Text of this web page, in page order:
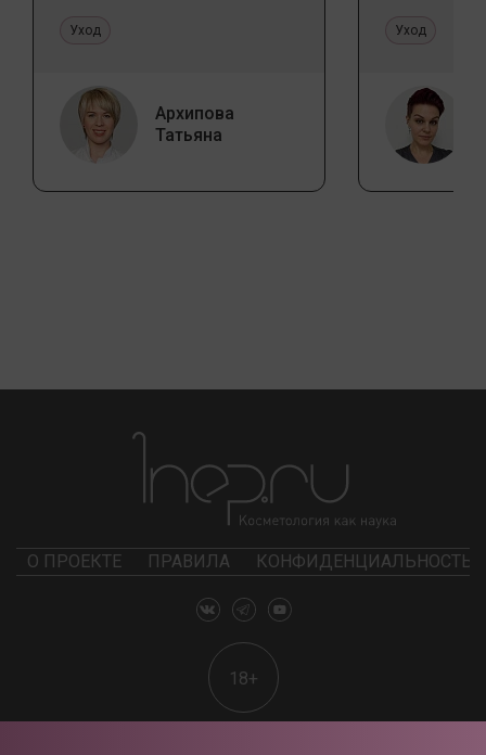
Уход
Архипова
Татьяна
Уход
О ПРОЕКТЕ ПРАВИЛА КОНФИДЕНЦИАЛЬНОСТЬ
18+